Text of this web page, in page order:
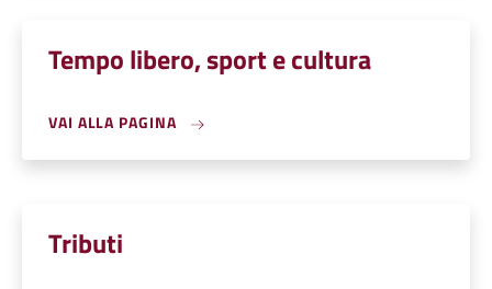
Tempo libero, sport e cultura
VAI ALLA PAGINA
Tributi